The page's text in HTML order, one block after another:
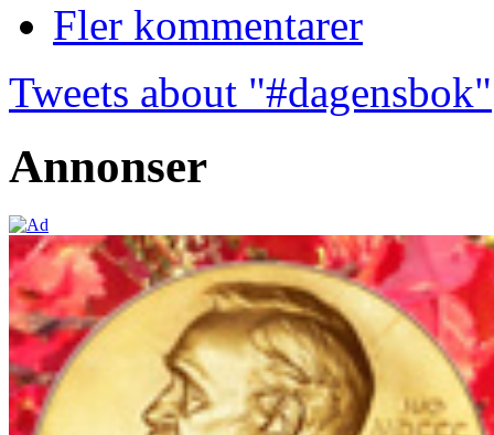
Fler kommentarer
Tweets about "#dagensbok"
Annonser